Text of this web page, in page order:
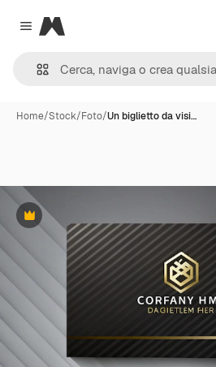
Close menu
Magnific
Home/Stock/Foto/Un biglietto da visi…
Premium